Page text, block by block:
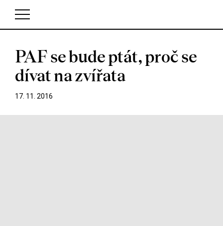
V košíku zatím nemáte žádné položky.
PAF se bude ptát, proč se
dívat na zvířata
17. 11. 2016